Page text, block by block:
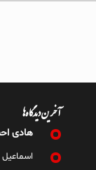
آخرین دیدگاه‌ها
هادی
اسماعیل